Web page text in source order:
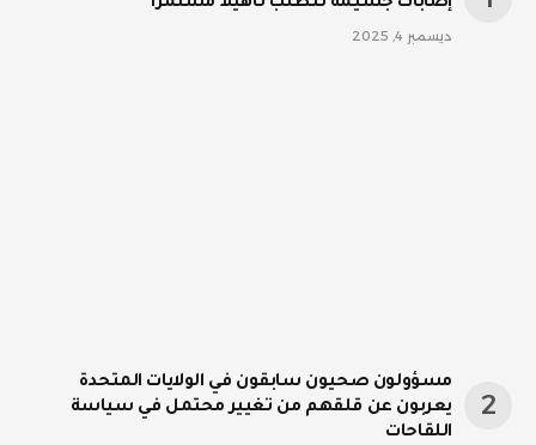
ديسمبر 4, 2025
مسؤولون صحيون سابقون في الولايات المتحدة
يعربون عن قلقهم من تغيير محتمل في سياسة
اللقاحات